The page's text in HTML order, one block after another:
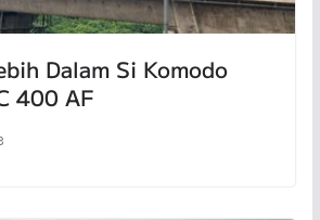
Dalam Si Komodo
400 AF